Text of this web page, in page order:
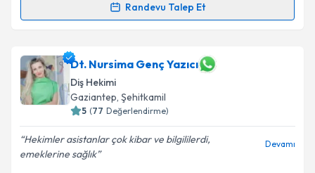
Randevu Talep Et
Randevu Takvimi Talebi
Dt. Firdevs Aylin Şahineriçin randevu takvimi talebi
oluşturun. Size bu uzmandan randevu almanız için bir
takvim hazırlandığında e-posta ile bilgilendireceğiz.
E-posta Adresiniz
Dt. Nursima Genç Yazıcı
Diş Hekimi
Gaziantep, Şehitkamil
5 (77 Değerlendirme)
Hekimler asistanlar çok kibar ve bilgililerdi,
emeklerine sağlık
Devamı